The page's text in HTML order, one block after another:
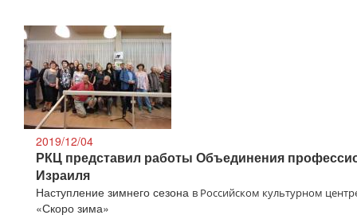
2019/12/04
РКЦ представил работы Объединения
Израиля
Наступление зимнего сезона в Российском культурном
«Скоро зима»